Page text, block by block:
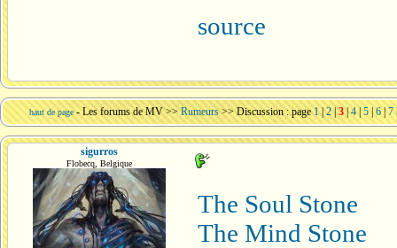
source
haut de page -Les forums de MV>>Rumeurs >> Discussion : page1|2|3 |4 |5|6 |7
sigurros
Flobecq, Belgique
The Soul Stone
The Mind Stone